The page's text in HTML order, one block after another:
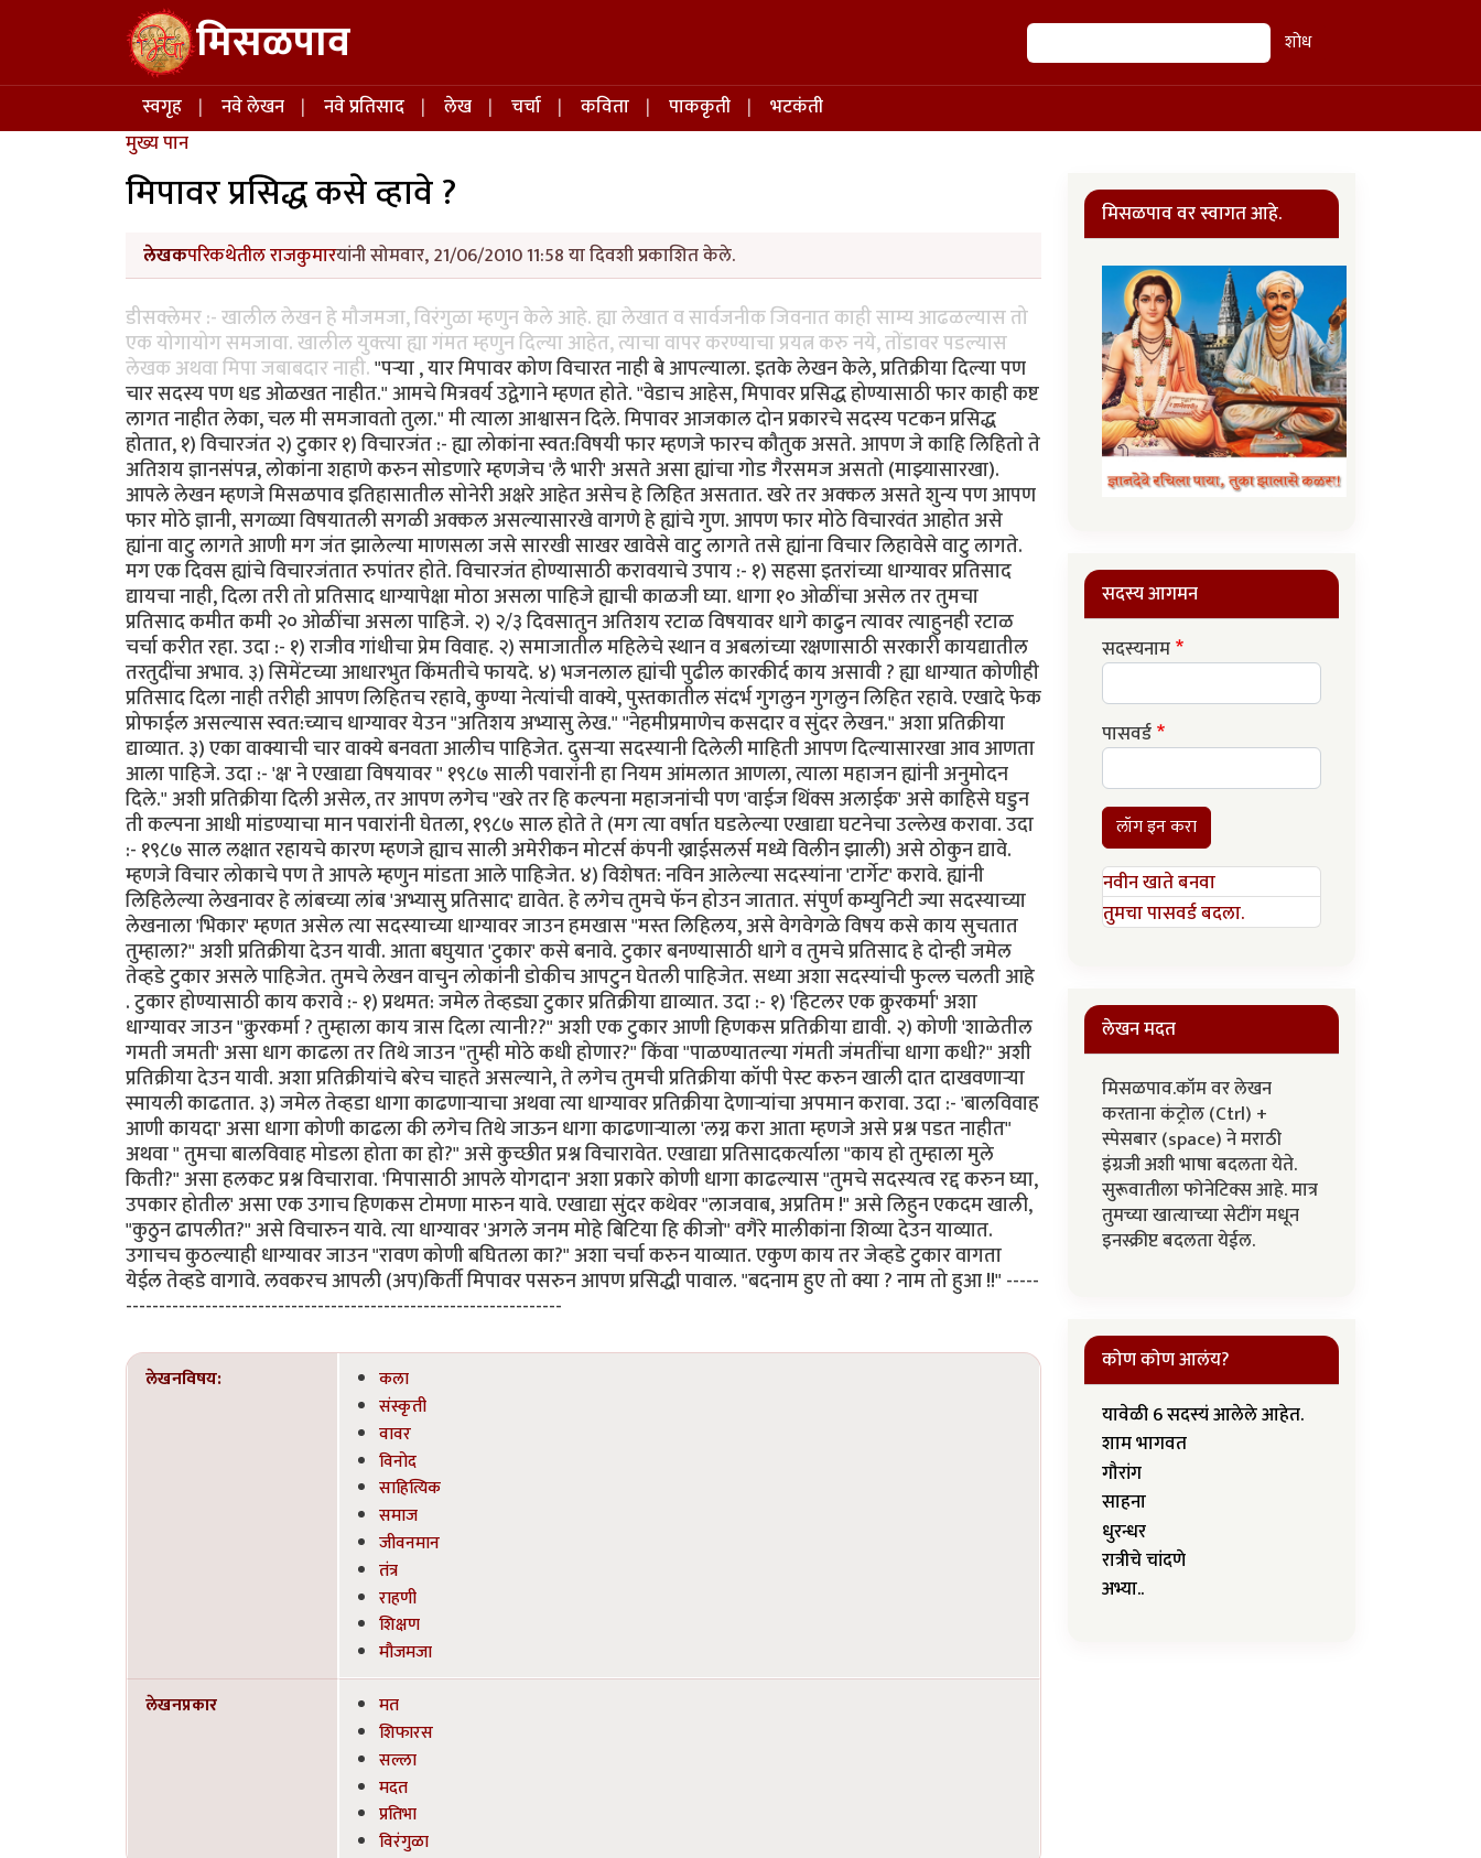
Skip to main content मिसळपाव शोध शोध
Main navigation
स्वगृह नवे लेखन नवे प्रतिसाद लेख चर्चा कविता पाककृती
भटकंती
मुख्य पान
मिपावर प्रसिद्ध कसे व्हावे ?
लेखकपरिकथेतील राजकुमारयांनी सोमवार, 21/06/2010 11:58 या दिवशी प्रकाशित केले.
डीसक्लेमर :- खालील लेखन हे मौजमजा, विरंगुळा म्हणुन केले आहे. ह्या लेखात व सार्वजनीक जिवनात काही साम्य आढळल्यास तो
एक योगायोग समजावा. खालील युक्त्या ह्या गंमत म्हणुन दिल्या आहेत, त्याचा वापर करण्याचा प्रयत्न करु नये, तोंडावर पडल्यास
लेखक अथवा मिपा जबाबदार नाही."पर्‍या , यार मिपावर कोण विचारत नाही बे आपल्याला. इतके लेखन केले, प्रतिक्रीया दिल्या पण
चार सदस्य पण धड ओळखत नाहीत." आमचे मित्रवर्य उद्वेगाने म्हणत होते. "वेडाच आहेस, मिपावर प्रसिद्ध होण्यासाठी फार काही कष्ट
लागत नाहीत लेका, चल मी समजावतो तुला." मी त्याला आश्वासन दिले. मिपावर आजकाल दोन प्रकारचे सदस्य पटकन प्रसिद्ध
होतात, १) विचारजंत २) टुकार १) विचारजंत :- ह्या लोकांना स्वत:विषयी फार म्हणजे फारच कौतुक असते. आपण जे काहि लिहितो ते
अतिशय ज्ञानसंपन्न, लोकांना शहाणे करुन सोडणारे म्हणजेच 'लै भारी' असते असा ह्यांचा गोड गैरसमज असतो (माझ्यासारखा).
आपले लेखन म्हणजे मिसळपाव इतिहासातील सोनेरी अक्षरे आहेत असेच हे लिहित असतात. खरे तर अक्कल असते शुन्य पण आपण
फार मोठे ज्ञानी, सगळ्या विषयातली सगळी अक्कल असल्यासारखे वागणे हे ह्यांचे गुण. आपण फार मोठे विचारवंत आहोत असे
ह्यांना वाटु लागते आणी मग जंत झालेल्या माणसला जसे सारखी साखर खावेसे वाटु लागते तसे ह्यांना विचार लिहावेसे वाटु लागते.
मग एक दिवस ह्यांचे विचारजंतात रुपांतर होते. विचारजंत होण्यासाठी करावयाचे उपाय :- १) सहसा इतरांच्या धाग्यावर प्रतिसाद
द्यायचा नाही, दिला तरी तो प्रतिसाद धाग्यापेक्षा मोठा असला पाहिजे ह्याची काळजी घ्या. धागा १० ओळींचा असेल तर तुमचा
प्रतिसाद कमीत कमी २० ओळींचा असला पाहिजे. २) २/३ दिवसातुन अतिशय रटाळ विषयावर धागे काढुन त्यावर त्याहुनही रटाळ
चर्चा करीत रहा. उदा :- १) राजीव गांधीचा प्रेम विवाह. २) समाजातील महिलेचे स्थान व अबलांच्या रक्षणासाठी सरकारी कायद्यातील
तरतुदींचा अभाव. ३) सिमेंटच्या आधारभुत किंमतीचे फायदे. ४) भजनलाल ह्यांची पुढील कारकीर्द काय असावी ? ह्या धाग्यात कोणीही
प्रतिसाद दिला नाही तरीही आपण लिहितच रहावे, कुण्या नेत्यांची वाक्ये, पुस्तकातील संदर्भ गुगलुन गुगलुन लिहित रहावे. एखादे फेक
प्रोफाईल असल्यास स्वत:च्याच धाग्यावर येउन "अतिशय अभ्यासु लेख." "नेहमीप्रमाणेच कसदार व सुंदर लेखन." अशा प्रतिक्रीया
द्याव्यात. ३) एका वाक्याची चार वाक्ये बनवता आलीच पाहिजेत. दुसर्‍या सदस्यानी दिलेली माहिती आपण दिल्यासारखा आव आणता
आला पाहिजे. उदा :- 'क्ष' ने एखाद्या विषयावर " १९८७ साली पवारांनी हा नियम आंमलात आणला, त्याला महाजन ह्यांनी अनुमोदन
दिले." अशी प्रतिक्रीया दिली असेल, तर आपण लगेच "खरे तर हि कल्पना महाजनांची पण 'वाईज थिंक्स अलाईक' असे काहिसे घडुन
ती कल्पना आधी मांडण्याचा मान पवारांनी घेतला, १९८७ साल होते ते (मग त्या वर्षात घडलेल्या एखाद्या घटनेचा उल्लेख करावा. उदा
:- १९८७ साल लक्षात रहायचे कारण म्हणजे ह्याच साली अमेरीकन मोटर्स कंपनी ख्राईसलर्स मध्ये विलीन झाली) असे ठोकुन द्यावे.
म्हणजे विचार लोकाचे पण ते आपले म्हणुन मांडता आले पाहिजेत. ४) विशेषत: नविन आलेल्या सदस्यांना 'टार्गेट' करावे. ह्यांनी
लिहिलेल्या लेखनावर हे लांबच्या लांब 'अभ्यासु प्रतिसाद' द्यावेत. हे लगेच तुमचे फॅन होउन जातात. संपुर्ण कम्युनिटी ज्या सदस्याच्या
लेखनाला 'भिकार' म्हणत असेल त्या सदस्याच्या धाग्यावर जाउन हमखास "मस्त लिहिलय, असे वेगवेगळे विषय कसे काय सुचतात
तुम्हाला?" अशी प्रतिक्रीया देउन यावी. आता बघुयात 'टुकार' कसे बनावे. टुकार बनण्यासाठी धागे व तुमचे प्रतिसाद हे दोन्ही जमेल
तेव्हडे टुकार असले पाहिजेत. तुमचे लेखन वाचुन लोकांनी डोकीच आपटुन घेतली पाहिजेत. सध्या अशा सदस्यांची फुल्ल चलती आहे
. टुकार होण्यासाठी काय करावे :- १) प्रथमत: जमेल तेव्हड्या टुकार प्रतिक्रीया द्याव्यात. उदा :- १) 'हिटलर एक क्रुरकर्मा' अशा
धाग्यावर जाउन "क्रुरकर्मा ? तुम्हाला काय त्रास दिला त्यानी??" अशी एक टुकार आणी हिणकस प्रतिक्रीया द्यावी. २) कोणी 'शाळेतील
गमती जमती' असा धाग काढला तर तिथे जाउन "तुम्ही मोठे कधी होणार?" किंवा "पाळण्यातल्या गंमती जंमतींचा धागा कधी?" अशी
प्रतिक्रीया देउन यावी. अशा प्रतिक्रीयांचे बरेच चाहते असल्याने, ते लगेच तुमची प्रतिक्रीया कॉपी पेस्ट करुन खाली दात दाखवणार्‍या
स्मायली काढतात. ३) जमेल तेव्हडा धागा काढणार्‍याचा अथवा त्या धाग्यावर प्रतिक्रीया देणार्‍यांचा अपमान करावा. उदा :- 'बालविवाह
आणी कायदा' असा धागा कोणी काढला की लगेच तिथे जाऊन धागा काढणार्‍याला 'लग्न करा आता म्हणजे असे प्रश्न पडत नाहीत"
अथवा " तुमचा बालविवाह मोडला होता का हो?" असे कुच्छीत प्रश्न विचारावेत. एखाद्या प्रतिसादकर्त्याला "काय हो तुम्हाला मुले
किती?" असा हलकट प्रश्न विचारावा. 'मिपासाठी आपले योगदान' अशा प्रकारे कोणी धागा काढल्यास "तुमचे सदस्यत्व रद्द करुन घ्या,
उपकार होतील' असा एक उगाच हिणकस टोमणा मारुन यावे. एखाद्या सुंदर कथेवर "लाजवाब, अप्रतिम !" असे लिहुन एकदम खाली,
"कुठुन ढापलीत?" असे विचारुन यावे. त्या धाग्यावर 'अगले जनम मोहे बिटिया हि कीजो" वगैरे मालीकांना शिव्या देउन याव्यात.
उगाचच कुठल्याही धाग्यावर जाउन "रावण कोणी बघितला का?" अशा चर्चा करुन याव्यात. एकुण काय तर जेव्हडे टुकार वागता
येईल तेव्हडे वागावे. लवकरच आपली (अप)किर्ती मिपावर पसरुन आपण प्रसिद्धी पावाल. "बदनाम हुए तो क्या ? नाम तो हुआ !!" -----
------------------------------------------------------------------
लेखनविषय:
कला
संस्कृती
वावर
विनोद
साहित्यिक
समाज
जीवनमान
तंत्र
राहणी
शिक्षण
मौजमजा
लेखनप्रकार
मत
शिफारस
सल्ला
मदत
प्रतिभा
विरंगुळा
मिसळपाव वर स्वागत आहे.
सदस्य आगमन
सदस्यनाम
पासवर्ड
लॉग इन करा
नवीन खाते बनवा
तुमचा पासवर्ड बदला.
लेखन मदत
मिसळपाव.कॉम वर लेखन
करताना कंट्रोल (Ctrl) +
स्पेसबार (space) ने मराठी
इंग्रजी अशी भाषा बदलता येते.
सुरूवातीला फोनेटिक्स आहे. मात्र
तुमच्या खात्याच्या सेटींग मधून
इनस्क्रीप्ट बदलता येईल.
कोण कोण आलंय?
यावेळी 6 सदस्यं आलेले आहेत.
शाम भागवत
गौरांग
साहना
धुरन्धर
रात्रीचे चांदणे
अभ्या..